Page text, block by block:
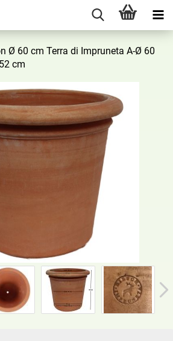
Ø 60 cm Terra di Im­pru­ne­ta A-Ø 60
cm